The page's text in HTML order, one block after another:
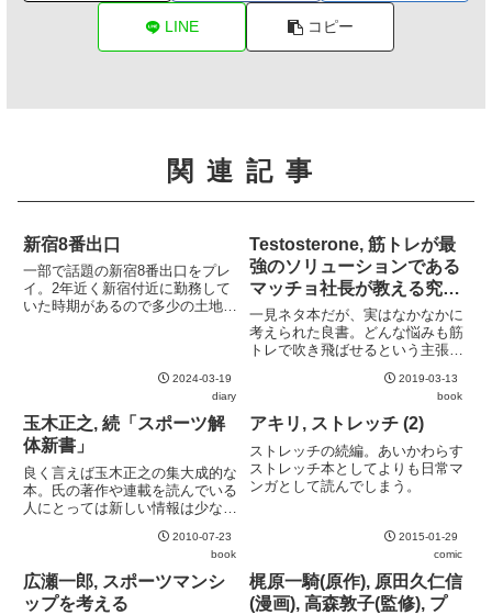
LINE コピー
関連記事
新宿8番出口
一部で話題の新宿8番出口をプレ
イ。2年近く新宿付近に勤務して
いた時期があるので多少の土地勘
進むかが思案のしどころ。新宿副
都心4号街路地下道 (いわゆる...
2024-03-19
diary
Testosterone, 筋トレが最
強のソリューションである
マッチョ社長が教える究極
の悩み解決法
一見ネタ本だが、実はなかなかに
考えられた良書。どんな悩みも筋
トレで吹き飛ばせるという主張が
だあとに何をすれば良いかよくわ
からずそのままとなってしまうこ
とがお多いが、本書はとにかく筋
トレをやるべきと思わせてくれ
る...
2019-03-13
book
玉木正之, 続「スポーツ解
体新書」
良く言えば玉木正之の集大成的な
本。氏の著作や連載を読んでいる
人にとっては新しい情報は少ない
ぐり出す力はやはり見事。2010-07-23
book
アキリ, ストレッチ (2)
ストレッチの続編。あいかわらす
ストレッチ本としてよりも日常マ
ンガとして読んでしまう。
2015-01-29
comic
広瀬一郎, スポーツマンシ
ップを考える
梶原一騎(原作), 原田久仁信
(漫画), 高森敦子(監修), プ